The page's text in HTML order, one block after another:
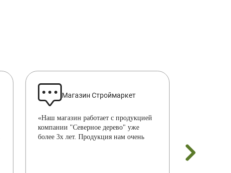
Магазин Строймаркет
«Наш магазин работает с продукцией
компании "Северное дерево" уже
более 3х лет. Продукция нам очень